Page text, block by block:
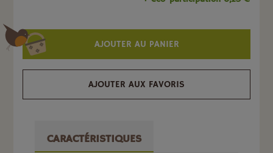
AJOUTER AU PANIER
AJOUTER AUX FAVORIS
CARACTÉRISTIQUES